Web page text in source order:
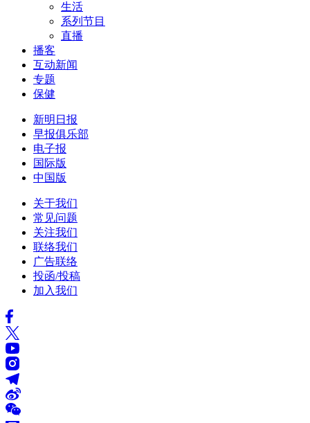
生活
系列节目
直播
播客
互动新闻
专题
保健
新明日报
早报俱乐部
电子报
国际版
中国版
关于我们
常见问题
关注我们
联络我们
广告联络
投函/投稿
加入我们